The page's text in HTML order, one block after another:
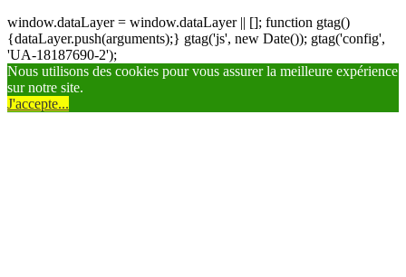
window.dataLayer = window.dataLayer || []; function gtag()
{dataLayer.push(arguments);} gtag('js', new Date()); gtag('config',
'UA-18187690-2');
Nous utilisons des cookies pour vous assurer la meilleure expérience
sur notre site.
J'accepte...